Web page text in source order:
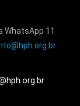
WhatsApp 11